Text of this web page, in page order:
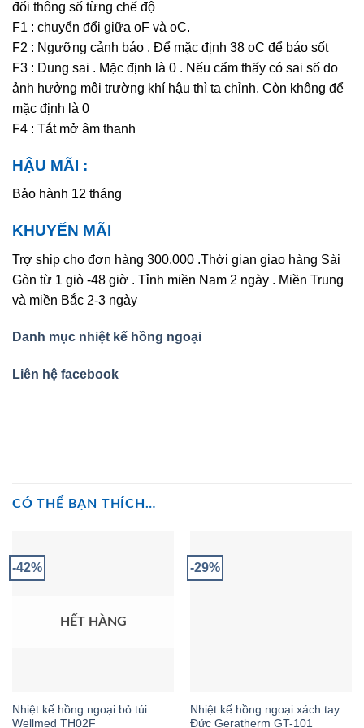
đổi thông số từng chế độ
F1 : chuyển đổi giữa oF và oC.
F2 : Ngưỡng cảnh báo . Để mặc định 38 oC để báo sốt
F3 : Dung sai . Mặc định là 0 . Nếu cẩm thấy có sai số do
ảnh hưởng môi trường khí hậu thì ta chỉnh. Còn không để
mặc định là 0
F4 : Tắt mở âm thanh
HẬU MÃI :
Bảo hành 12 tháng
KHUYẾN MÃI
Trợ ship cho đơn hàng 300.000 .Thời gian giao hàng Sài
Gòn từ 1 giò -48 giờ . Tỉnh miền Nam 2 ngày . Miền Trung
và miền Bắc 2-3 ngày
Danh mục nhiệt kế hồng ngoại
Liên hệ facebook
CÓ THỂ BẠN THÍCH…
-42%
HẾT HÀNG
Nhiệt kế hồng ngoại bỏ túi
Wellmed TH02F
-29%
Nhiệt kế hồng ngoại xách tay
Đức Geratherm GT-101